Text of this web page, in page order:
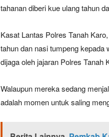
tahanan diberi kue ulang tahun
Kasat Lantas Polres Tanah
tahun dan nasi tumpeng kepada
dijaga oleh jajaran Polres Tanah
Walaupun mereka sedang
adalah momen untuk saling